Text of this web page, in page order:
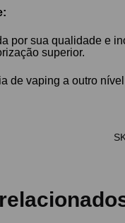
por sua qualidade e
superior.
de vaping a outro